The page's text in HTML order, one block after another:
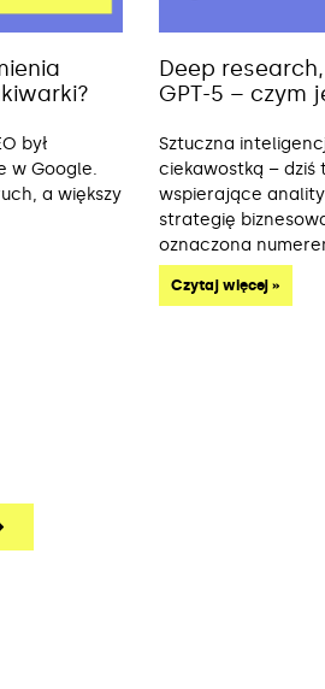
był
w Google.
a większy
Deep
GPT-5 – czym
Sztuczna
ciekawostką – dziś
wspierające
strategię
oznaczona
Czytaj więcej »